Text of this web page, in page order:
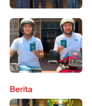
Berita